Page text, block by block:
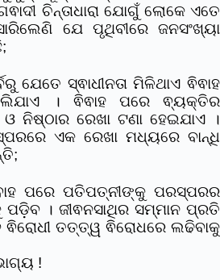
ଚିନ୍ତାଧାରା ଯୋଗୁଁ ଲୋକେ ଏତେ
ଯେ ପୃଥିବୀରେ ଜନସଂଖ୍ୟା
ଯେତେ ସ୍ଵାଧୀନତା ମିଳିଥାଏ ଵିଵାହ
। ଵିଵାହ ପରେ ଵ୍ୟକ୍ତିର
ଓ ନିଷ୍ଠାର ରେଖା ଟଣା ହେଇଯାଏ ।
ଏକ ରେଖା ମଧ୍ୟରେ ବାନ୍ଧି
ପରେ ପତିପତ୍ନୀଙ୍କୁ ପରସ୍ପରର
ପଡି଼ବ । ଜୀଵନସାଥିର ସମ୍ମାନ ପ୍ରତି
ତତ୍ତ୍ୱ ଵିରୋଧରେ ଲଢିବାକୁ
!